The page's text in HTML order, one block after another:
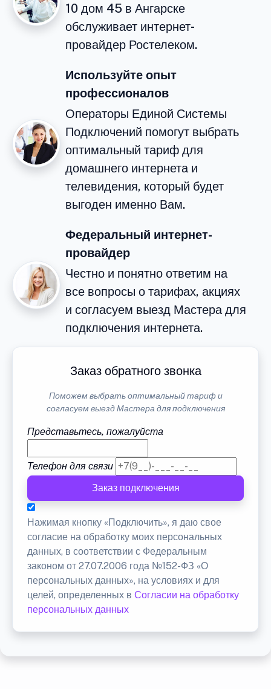
10 дом 45 в Ангарске
обслуживает интернет-
провайдер Ростелеком.
Используйте опыт
профессионалов
Операторы Единой Системы
Подключений помогут выбрать
оптимальный тариф для
домашнего интернета и
телевидения, который будет
выгоден именно Вам.
Федеральный интернет-
провайдер
Честно и понятно ответим на
все вопросы о тарифах, акциях
и согласуем выезд Мастера для
подключения интернета.
Заказ обратного звонка
Поможем выбрать оптимальный тариф и
согласуем выезд Мастера для подключения
Представьтесь, пожалуйста
Телефон для связи
Заказ подключения
Нажимая кнопку «Подключить», я даю свое
согласие на обработку моих персональных
данных, в соответствии с Федеральным
законом от 27.07.2006 года №152-ФЗ «О
персональных данных», на условиях и для
целей, определенных в Согласии на обработку
персональных данных